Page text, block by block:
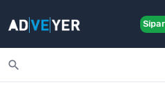
search